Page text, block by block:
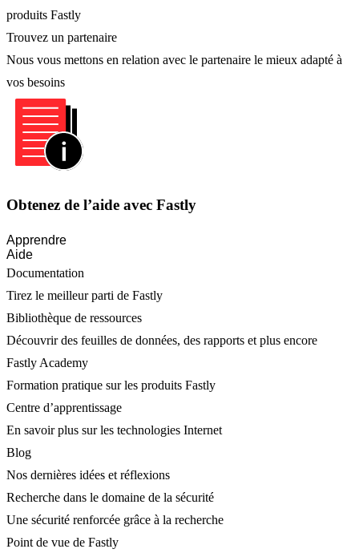
produits Fastly
Trouvez un partenaire
Nous vous mettons en relation avec le partenaire le mieux adapté à
vos besoins
Obtenez de l’aide avec Fastly
Apprendre
Aide
Documentation
Tirez le meilleur parti de Fastly
Bibliothèque de ressources
Découvrir des feuilles de données, des rapports et plus encore
Fastly Academy
Formation pratique sur les produits Fastly
Centre d’apprentissage
En savoir plus sur les technologies Internet
Blog
Nos dernières idées et réflexions
Recherche dans le domaine de la sécurité
Une sécurité renforcée grâce à la recherche
Point de vue de Fastly